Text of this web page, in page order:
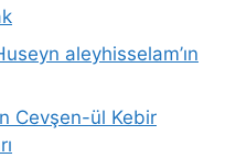
aleyhisselam’ın
Cevşen-ül Kebir